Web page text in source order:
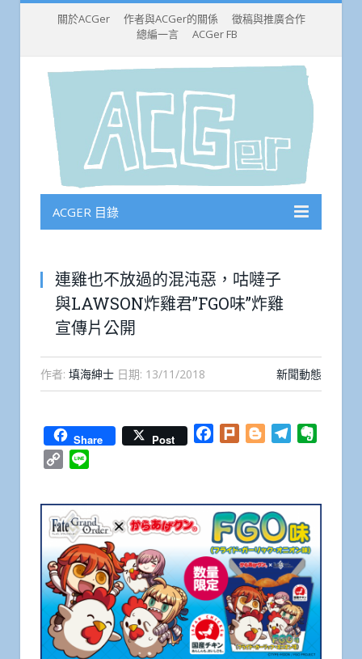
關於ACGer 作者與ACGer的關係
徵稿與推廣合作
總編一言
ACGer FB
ACGER 目錄
連雞也不放過的混沌惡，咕噠子
與LAWSON炸雞君”FGO味”炸雞
宣傳片公開
作者: 填海紳士 日期: 13/11/2018 新聞動態
Share Post Facebook
Plurk BloggerTelegram
Copy